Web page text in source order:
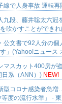
線で人身事故 運転
九段、藤井聡太六
吹かすことができ
公文書で92人分の
」(Yahoo!ニュース
マスカット400房
日系（ANN）) NEW!
型コロナ感染者急
度の流行水準」 -